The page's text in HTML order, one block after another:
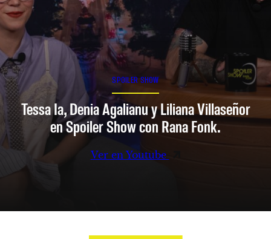
SPOILER SHOW
Tessa Ia, Denia Agalianu y Liliana Villaseñor
en Spoiler Show con Rana Fonk.
Ver en Youtube